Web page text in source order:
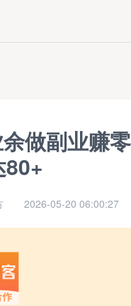
做副业赚
2026-05-20 06:00:27